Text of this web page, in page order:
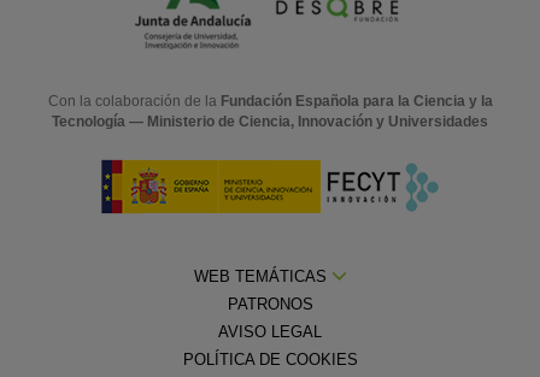
Con la colaboración de la Fundación Española para la Ciencia y la
Tecnología — Ministerio de Ciencia, Innovación y Universidades
WEB TEMÁTICAS
PATRONOS
AVISO LEGAL
POLÍTICA DE COOKIES